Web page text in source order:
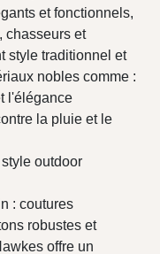
et fonctionnels,
chasseurs et
style traditionnel et
nobles comme :
l'élégance
la pluie et le
outdoor
: coutures
robustes et
offre un